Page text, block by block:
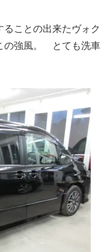
ことの出来たヴォク
の強風。 とても洗車